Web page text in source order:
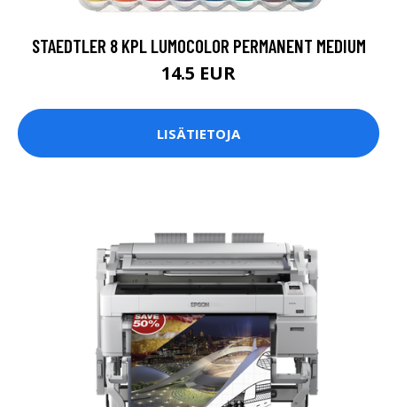
STAEDTLER 8 KPL LUMOCOLOR PERMANENT MEDIUM
14.5 EUR
LISÄTIETOJA